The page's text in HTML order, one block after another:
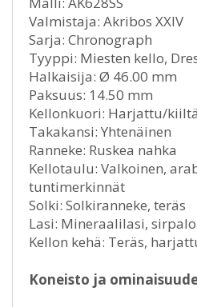
Valmistaja: Akribos XXIV
Sarja: Chronograph
Tyyppi: Miesten kello,
Halkaisija: Ø 46.00 mm
Paksuus: 14.50 mm
Kellonkuori: Harjattu/
Takakansi: Yhtenäinen
Ranneke: Ruskea nahka
Kellotaulu: Valkoinen,
tuntimerkinnät
Solki: Solkiranneke, teräs
Lasi: Mineraalilasi,
Kellon kehä: Teräs,
Koneisto ja